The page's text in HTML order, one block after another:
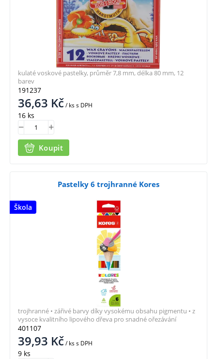
191237
36,63 Kč/ kss DPH
16 ks
Koupit
kulaté voskové pastelky, průměr 7,8 mm, délka 80 mm, 12
barev
Škola
Pastelky 6 trojhranné Kores
401107
39,93 Kč/ kss DPH
9 ks
trojhranné • zářivé barvy díky vysokému obsahu pigmentu • z
vysoce kvalitního lipového dřeva pro snadné ořezávání